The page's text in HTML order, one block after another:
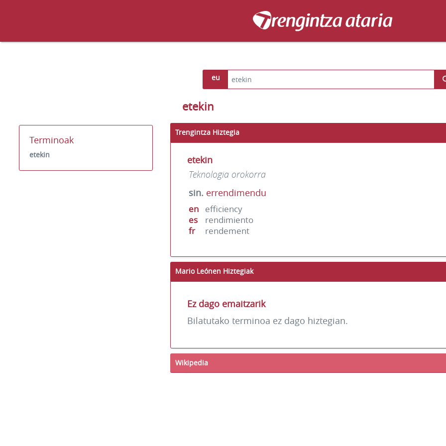
eu
Terminoak
etekin
etekin
Trengintza Hiztegia
etekin
Teknologia orokorra
sin. errendimendu
en
efficiency
es
rendimiento
fr
rendement
Mario Leónen Hiztegiak
Ez dago emaitzarik
Bilatutako terminoa ez dago hiztegian.
Wikipedia